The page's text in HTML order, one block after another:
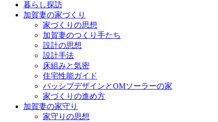
暮らし探訪
加賀妻の家づくり
家づくりの思想
加賀妻のつくり手たち
設計の思想
設計手法
床組みと気密
住宅性能ガイド
パッシブデザインとOMソーラーの家
家づくりの進め方
加賀妻の家守り
家守りの思想